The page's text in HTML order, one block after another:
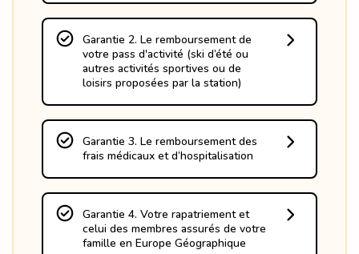
- à hauteur des frais réels si l'accident a
lieu en France
- plafonnés à 15 245€ si l'accident a lieu
dans un pays limitrophe
- sans avance de frais.
Garantie 2. Le remboursement de
votre pass d'activité (ski d’été ou
autres activités sportives ou de
loisirs proposées par la station)
en cas :
- d’accident,
- de maladie avec une hospitalisation de
plus de 24h,
- d’un rapatriement médical de l’assuré ou
d’un membre de la famille au prorata
temporis
(plafond 305€ par personne et 765€ par
famille).
Garantie 3. Le remboursement des
frais médicaux et d’hospitalisation
Frais suite à un accident lors de la pratique
de votre activité, engagés sur Ia station ou
dans les structures de soins les plus
proches, et restés à charge de l’assuré
après intervention de Ia Sécurité Sociale
Garantie 4. Votre rapatriement et
celui des membres assurés de votre
famille en Europe Géographique